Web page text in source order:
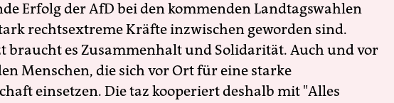
Erfolg der AfD bei den kommenden Landtagswahlen
rechtsextreme Kräfte inzwischen geworden sind.
braucht es Zusammenhalt und Solidarität. Auch und vor
Menschen, die sich vor Ort für eine starke
einsetzen. Die taz kooperiert deshalb mit "Alles